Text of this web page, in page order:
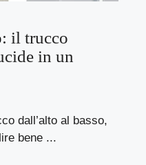
il trucco
in un
dall’alto al basso,
bene ...